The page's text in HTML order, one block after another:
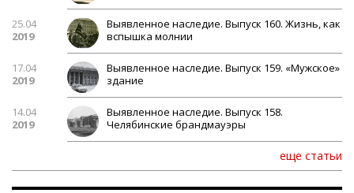
25.04
2019
Выявленное наследие. Выпуск 160. Жизнь, как
вспышка молнии
17.04
2019
Выявленное наследие. Выпуск 159. «Мужское»
здание
14.04
2019
Выявленное наследие. Выпуск 158.
Челябинские брандмауэры
еще статьи